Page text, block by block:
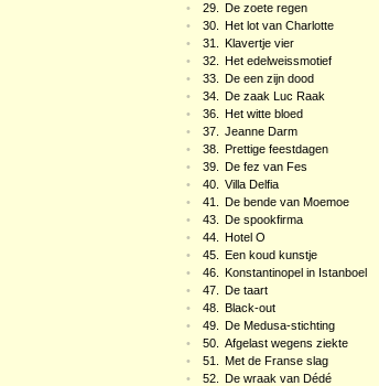
•
29.
De zoete regen
•
30.
Het lot van Charlotte
•
31.
Klavertje vier
•
32.
Het edelweissmotief
•
33.
De een zijn dood
•
34.
De zaak Luc Raak
•
36.
Het witte bloed
•
37.
Jeanne Darm
•
38.
Prettige feestdagen
•
39.
De fez van Fes
•
40.
Villa Delfia
•
41.
De bende van Moemoe
•
43.
De spookfirma
•
44.
Hotel O
•
45.
Een koud kunstje
•
46.
Konstantinopel in Istanboel
•
47.
De taart
•
48.
Black-out
•
49.
De Medusa-stichting
•
50.
Afgelast wegens ziekte
•
51.
Met de Franse slag
•
52.
De wraak van Dédé